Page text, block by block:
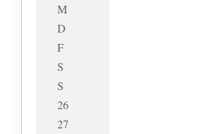
M
D
F
S
S
26
27